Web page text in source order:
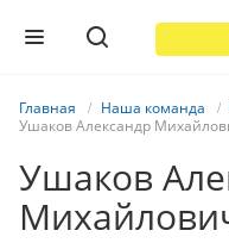
Главная Наша команда
Ушаков Александр
Ушаков